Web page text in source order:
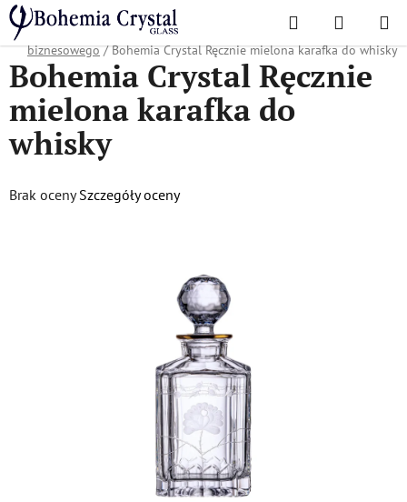
Przejść
do
treści
Szukaj KOSZYK
Home
/ Popularne kolekcje / Oferta świąteczna
Prezenty dla partnera
biznesowego / Bohemia Crystal Ręcznie mielona karafka do whisky
Bohemia Crystal Ręcznie
mielona karafka do
whisky
Średnia
Brak oceny Szczegóły oceny